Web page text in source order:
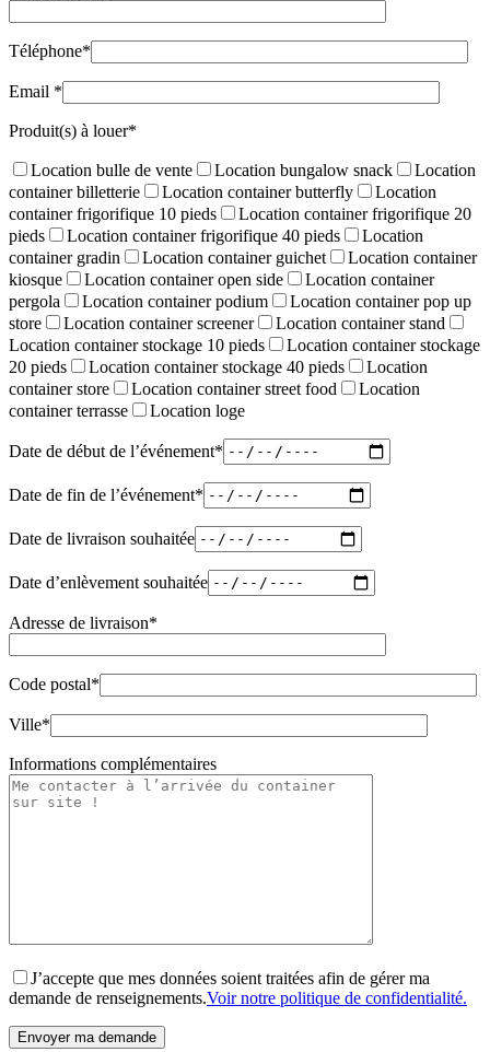
Téléphone*
Email *
Produit(s) à louer*
Location bulle de vente Location bungalow snack
Location
container billetterie
Location container butterfly
Location
container frigorifique 10 pieds
Location container frigorifique 20
pieds
Location container frigorifique 40 pieds
Location
container gradin
Location container guichet
Location container
kiosque
Location container open side
Location container
pergola
Location container podium
Location container pop up
store
Location container screener
Location container stand
Location container stockage 10 pieds
Location container stockage
20 pieds
Location container stockage 40 pieds
Location
container store
Location container street food
Location
container terrasse
Location loge
Date de début de l’événement*
Date de fin de l’événement*
Date de livraison souhaitée
Date d’enlèvement souhaitée
Adresse de livraison*
Code postal*
Ville*
Informations complémentaires
J’accepte que mes données soient traitées afin de gérer ma
demande de renseignements.Voir notre politique de confidentialité.